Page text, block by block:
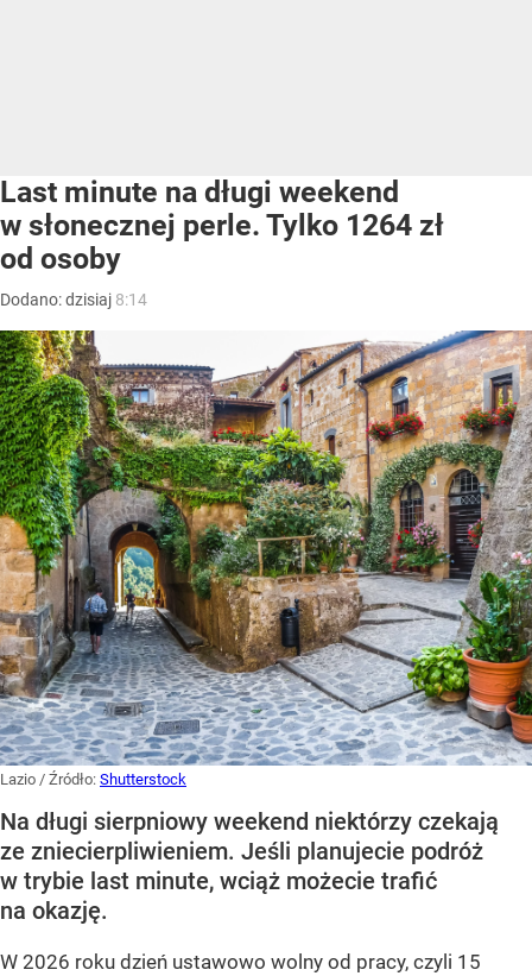
Last minute na długi weekend
w słonecznej perle. Tylko 1264 zł
od osoby
Dodano:dzisiaj 8:14
Lazio / Źródło: Shutterstock
Na długi sierpniowy weekend niektórzy czekają
ze zniecierpliwieniem. Jeśli planujecie podróż
w trybie last minute, wciąż możecie trafić
na okazję.
W 2026 roku dzień ustawowo wolny od pracy, czyli 15